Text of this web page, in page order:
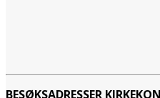
BESØKSADRESSER